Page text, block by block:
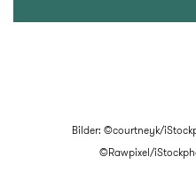
Bilder: ©courtneyk/
©Rawpixel/